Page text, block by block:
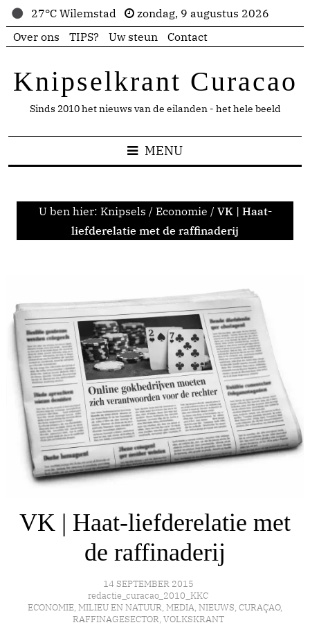
27°C Wilemstad
zondag, 9 augustus 2026
Over ons
TIPS? Uw steun Contact
Knipselkrant Curacao
Sinds 2010 het nieuws van de eilanden - het hele beeld
MENU
U ben hier: Knipsels / Economie / VK | Haat-
liefderelatie met de raffinaderij
VK | Haat-liefderelatie met
de raffinaderij
14 SEPTEMBER 2015
redactie_curacao_2010_KKC
ECONOMIE, MILIEU EN NATUUR, MEDIA, NIEUWS, CURAÇAO,
RAFFINAGESECTOR, VOLKSKRANT